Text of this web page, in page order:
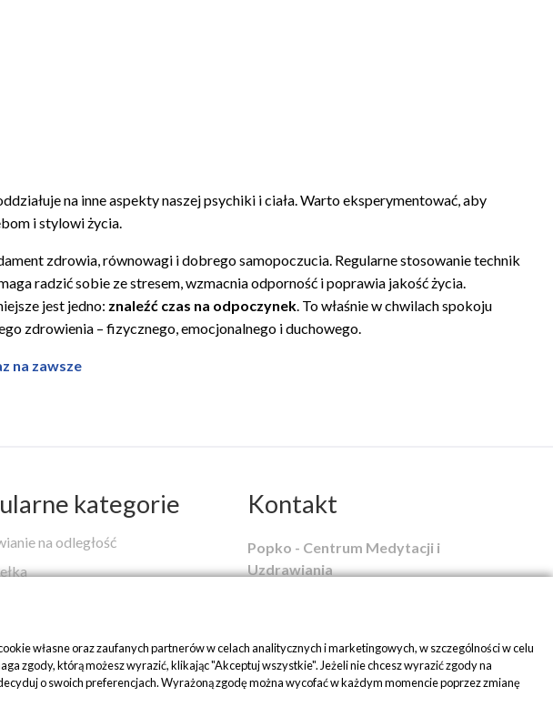
na inne aspekty naszej psychiki i ciała. Warto eksperymentować, aby
i stylowi życia.
zdrowia, równowagi i dobrego samopoczucia. Regularne stosowanie technik
radzić sobie ze stresem, wzmacnia odporność i poprawia jakość życia.
jest jedno: znaleźć czas na odpoczynek. To właśnie w chwilach spokoju
zdrowienia – fizycznego, emocjonalnego i duchowego.
na zawsze
kategorie
na odległość
na stres i lęk
duchowy - czym jest i jak zacząć?
Kontakt
Popko - Centrum Medytacji i
Uzdrawiania
tel:+48 509 580 042
mail:biuro@popko.pl
własne oraz zaufanych partnerów w celach analitycznych i marketingowych, w szczególności w celu
którą możesz wyrazić, klikając "Akceptuj wszystkie". Jeżeli nie chcesz wyrazić zgody na
o swoich preferencjach. Wyrażoną zgodę można wycofać w każdym momencie poprzez zmianę